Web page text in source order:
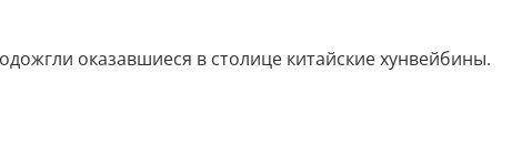
оказавшиеся в столице китайские хунвейбины.